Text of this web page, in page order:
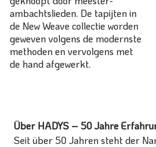
ambachtslieden. De tapijten in
de New Weave collectie worden
geweven volgens de modernste
methoden en vervolgens met
de hand afgewerkt.
Über HADYS – 50 Jahre
Seit über 50 Jahren steht der